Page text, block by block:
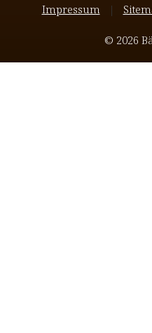
Impressum
© 2026